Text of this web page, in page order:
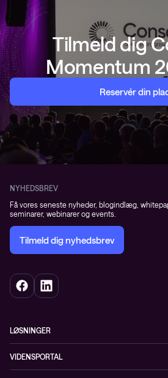
Tilmeld dig
Momentum
Reservér din
NYHEDSBREV
Få vores seneste nyheder, blogindlæg,
seminarer, webinarer og events.
Tilmeld dig nyhedsbrev
LØSNINGER
Netværk
VIDENSPORTAL